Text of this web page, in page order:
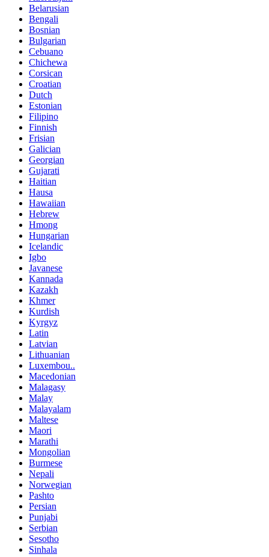
Belarusian
Bengali
Bosnian
Bulgarian
Cebuano
Chichewa
Corsican
Croatian
Dutch
Estonian
Filipino
Finnish
Frisian
Galician
Georgian
Gujarati
Haitian
Hausa
Hawaiian
Hebrew
Hmong
Hungarian
Icelandic
Igbo
Javanese
Kannada
Kazakh
Khmer
Kurdish
Kyrgyz
Latin
Latvian
Lithuanian
Luxembou..
Macedonian
Malagasy
Malay
Malayalam
Maltese
Maori
Marathi
Mongolian
Burmese
Nepali
Norwegian
Pashto
Persian
Punjabi
Serbian
Sesotho
Sinhala